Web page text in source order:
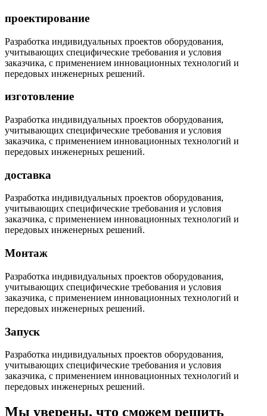
проектирование
Разработка индивидуальных проектов оборудования,
учитывающих специфические требования и условия
заказчика, с применением инновационных технологий и
передовых инженерных решений.
изготовление
Разработка индивидуальных проектов оборудования,
учитывающих специфические требования и условия
заказчика, с применением инновационных технологий и
передовых инженерных решений.
доставка
Разработка индивидуальных проектов оборудования,
учитывающих специфические требования и условия
заказчика, с применением инновационных технологий и
передовых инженерных решений.
Монтаж
Разработка индивидуальных проектов оборудования,
учитывающих специфические требования и условия
заказчика, с применением инновационных технологий и
передовых инженерных решений.
Запуск
Разработка индивидуальных проектов оборудования,
учитывающих специфические требования и условия
заказчика, с применением инновационных технологий и
передовых инженерных решений.
Мы уверены, что сможем решить